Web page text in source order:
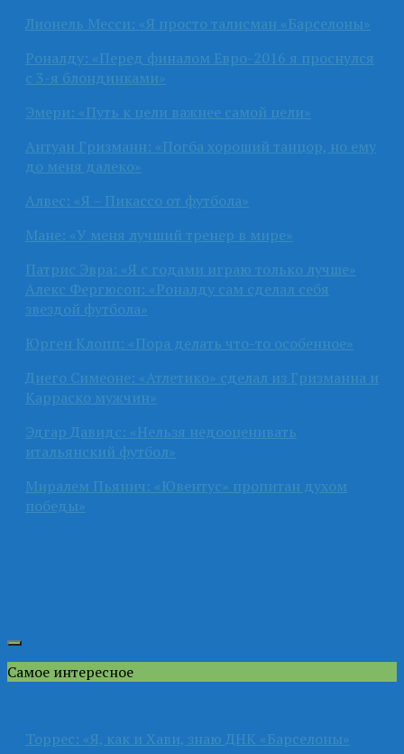
Лионель Месси: «Я просто талисман «Барселоны»
Роналду: «Перед финалом Евро-2016 я проснулся
с 3-я блондинками»
Эмери: «Путь к цели важнее самой цели»
Антуан Гризманн: «Погба хороший танцор, но ему
до меня далеко»
Алвес: «Я – Пикассо от футбола»
Мане: «У меня лучший тренер в мире»
Патрис Эвра: «Я с годами играю только лучше»
Алекс Фергюсон: «Роналду сам сделал себя
звездой футбола»
Юрген Клопп: «Пора делать что-то особенное»
Диего Симеоне: «Атлетико» сделал из Гризманна и
Карраско мужчин»
Эдгар Давидс: «Нельзя недооценивать
итальянский футбол»
Миралем Пьянич: «Ювентус» пропитан духом
победы»
Самое интересное
Торрес: «Я, как и Хави, знаю ДНК «Барселоны»